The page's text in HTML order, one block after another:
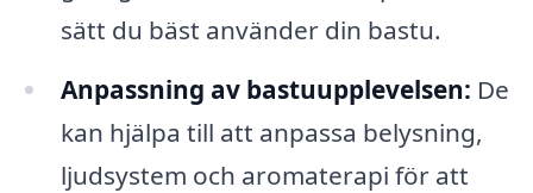
sätt du bäst använder din bastu.
Anpassning av bastuupplevelsen: De
kan hjälpa till att anpassa belysning,
ljudsystem och aromaterapi för att